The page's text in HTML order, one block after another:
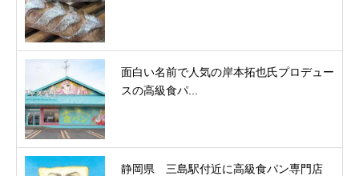
面白い名前で人気の岸本拓也氏プロデュー
スの高級食パ...
静岡県 三島駅付近に高級食パン専門店